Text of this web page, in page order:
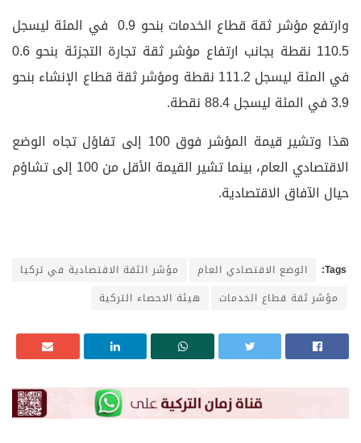
وارتفع مؤشر ثقة قطاع الخدمات بنحو 0.9 في المئة ليسجل
110.5 نقطة بجانب ارتفاع مؤشر ثقة تجارة التجزئة بنحو 0.6
في المئة ليسجل 111.2 نقطة ومؤشر ثقة قطاع الإنشاء بنحو
3.9 في المئة ليسجل 88.4 نقطة.
هذا وتشير قيمة المؤشر فوق 100 إلى تفاؤل تجاه الوضع
الاقتصادي العام، بينما تشير القيمة الأقل من 100 إلى تشاؤم
حيال الآفاق الاقتصادية.
Tags: الوضع الاقتصادي العام
مؤشر الثقة الاقتصادية في تركيا
مؤشر ثقة قطاع الخدمات
هيئة الاحصاء التركية